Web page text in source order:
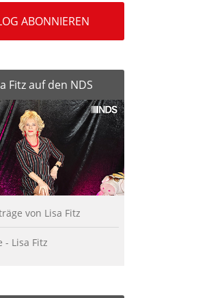
ABONNIEREN
Fitz auf den NDS
von Lisa Fitz
- Lisa Fitz